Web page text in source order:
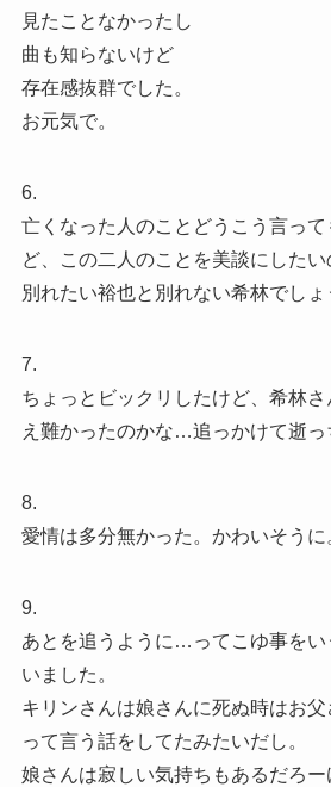
見たことなかったし
曲も知らないけど
存在感抜群でした。
お元気で。
6.
亡くなった人のことどうこう言っ
ど、この二人のことを美談にしたい
別れたい裕也と別れない希林でしょ
7.
ちょっとビックリしたけど、希林
え難かったのかな…追っかけて逝っ
8.
愛情は多分無かった。かわいそうに
9.
あとを追うように…ってこゆ事をい
いました。
キリンさんは娘さんに死ぬ時はお
って言う話をしてたみたいだし。
娘さんは寂しい気持ちもあるだろ